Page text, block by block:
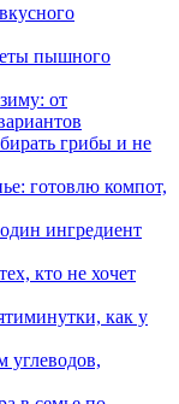
пышного
от
грибы и не
готовлю компот,
ингредиент
кто не хочет
как у
углеводов,